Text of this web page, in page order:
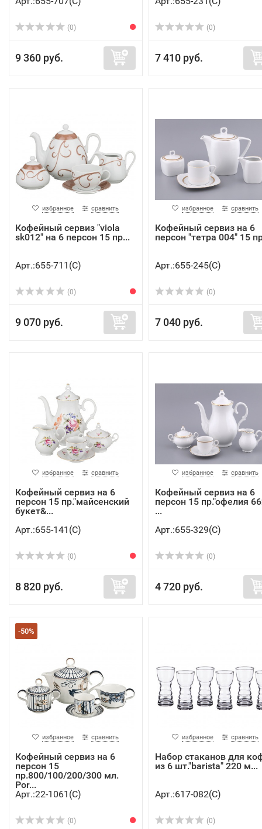
(0)
9 360 руб.
(0)
7 410 руб.
избранное сравнить
Кофейный сервиз "viola
sk012" на 6 персон 15 пр...
Арт.:655-711(C)
(0)
9 070 руб.
избранное сравнить
Кофейный сервиз на 6
персон "тетра 004" 15
Арт.:655-245(C)
(0)
7 040 руб.
избранное сравнить
Кофейный сервиз на 6
персон 15 пр."майсенский
букет&...
Арт.:655-141(C)
(0)
8 820 руб.
избранное сравнить
Кофейный сервиз на 6
персон 15 пр."офелия
...
Арт.:655-329(C)
(0)
4 720 руб.
-50%
избранное сравнить
Кофейный сервиз на 6
персон 15
пр.800/100/200/300 мл.
Por...
Арт.:22-1061(C)
(0)
избранное сравнить
Набор стаканов для
из 6 шт."barista" 220 м...
Арт.:617-082(C)
(0)